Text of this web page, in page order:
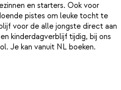
en starters. Ook voor
pistes om leuke tocht te
voor de alle jongste direct aan
kinderdagverblijf tijdig, bij ons